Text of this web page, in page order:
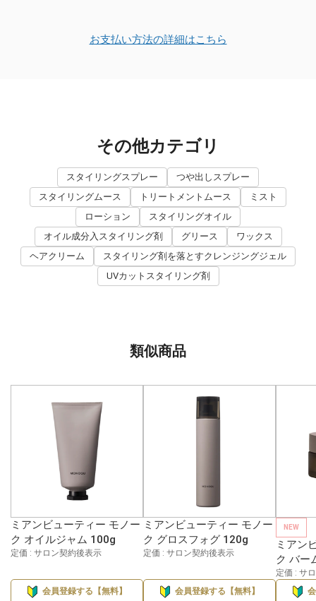
お支払い方法の詳細はこちら
その他カテゴリ
スタイリングスプレー
つや出しスプレー
スタイリングムース
トリートメントムース
ミスト
ローション
スタイリングオイル
オイル成分入スタイリング剤
グリース
ワックス
ヘアクリーム
スタイリング剤を落とすクレンジングジェル
UVカットスタイリング剤
類似商品
ミアンビューティー モノー
ク オイルジャム 100g
定価 : サロン契約後表示
会員登録する【無料】
ミアンビューティー モノー
ク グロスフォグ 120g
定価 : サロン契約後表示
会員登録する【無料】
NEW
ミアン
ク バー
定価 : サ